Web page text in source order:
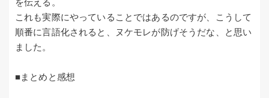
これも実際にやっていることではあるのですが、こうして
順番に言語化されると、ヌケモレが防げそうだな、と思い
ました。
■まとめと感想